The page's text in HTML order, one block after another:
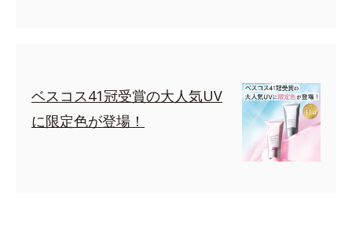
ベスコス41冠受賞の大人気UV
に限定色が登場！